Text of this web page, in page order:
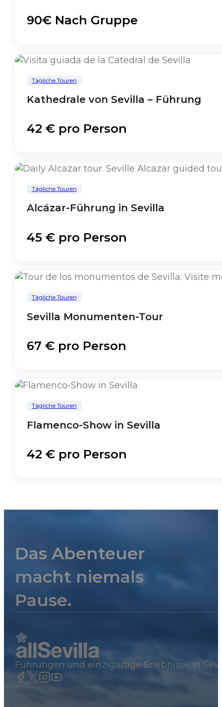
90€ Nach Gruppe
Tägliche Touren
Kathedrale von Sevilla – Führung
42 € pro Person
Tägliche Touren
Alcázar-Führung in Sevilla
45 € pro Person
Tägliche Touren
Sevilla Monumenten-Tour
67 € pro Person
Tägliche Touren
Flamenco-Show in Sevilla
42 € pro Person
Das Abenteuer
macht niemals
Pause.
Führungen und einzigartige Erlebnisse in